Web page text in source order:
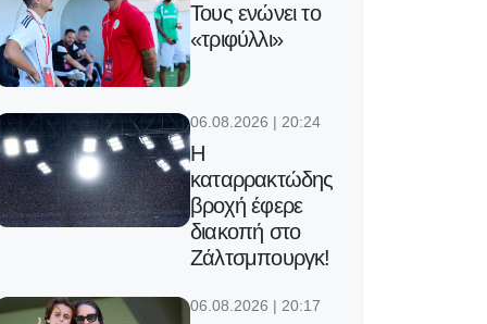
Τους ενώνει το
«τριφύλλι»
06.08.2026 | 20:24
Η
καταρρακτώδης
βροχή έφερε
διακοπή στο
Ζάλτσμπουργκ!
06.08.2026 | 20:17